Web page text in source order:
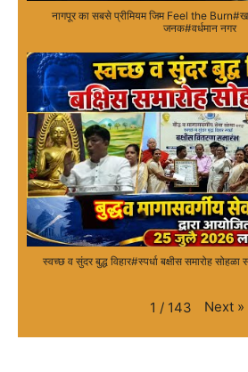
नागपूर का सबसे प्रीमियम जिम Feel the
जनक#वर्धमान नगर
स्वच्छ व सुंदर बुद्ध विहार#स्पर्धा बक्षीस समारोह
1 / 143 Next »